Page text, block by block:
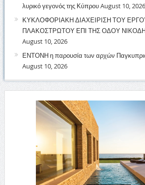
λυρικό γεγονός της ΚύπρουAugust 10, 2026
ΚΥΚΛΟΦΟΡΙΑΚΗ ΔΙΑΧΕΙΡΙΣΗ ΤΟΥ
ΠΛΑΚΟΣΤΡΩΤΟΥ ΕΠΙ ΤΗΣ ΟΔΟΥ
August 10, 2026
ΕΝΤΟΝΗ η παρουσία των αρχών
August 10, 2026